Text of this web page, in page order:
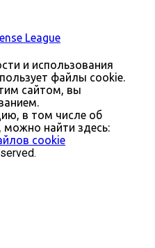
и использования
файлы cookie.
сайтом, вы
в том числе об
найти здесь:
cookie